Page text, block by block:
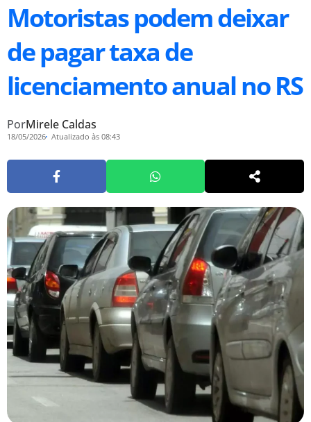
Motoristas podem deixar
de pagar taxa de
licenciamento anual no RS
PorMirele Caldas
18/05/2026 Atualizado às 08:43